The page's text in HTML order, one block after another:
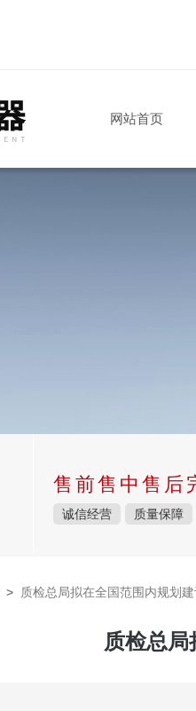
网站首页
售前售中售后
诚信经营 质量保障
> 质检总局拟在全国范围内规划
质检总